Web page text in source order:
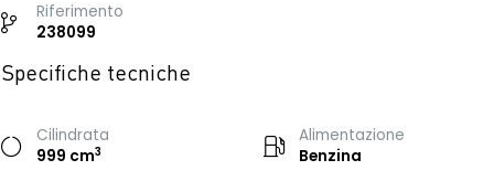
Riferimento
238099
Specifiche tecniche
Cilindrata
999 cm3
Alimentazione
Benzina